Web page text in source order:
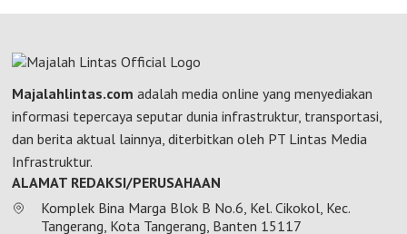
Majalahlintas.com adalah media online yang menyediakan
informasi tepercaya seputar dunia infrastruktur, transportasi,
dan berita aktual lainnya, diterbitkan oleh PT Lintas Media
Infrastruktur.
ALAMAT REDAKSI/PERUSAHAAN
Komplek Bina Marga Blok B No.6, Kel. Cikokol, Kec.
Tangerang, Kota Tangerang, Banten 15117